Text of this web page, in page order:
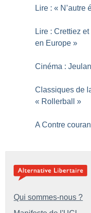
Lire : « N’autre
Lire : Crettiez
en Europe »
Cinéma :
Classiques de
« Rollerball »
A Contre
Qui sommes-nous ?